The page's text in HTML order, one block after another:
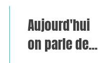
Aujourd'hui
on parle de...